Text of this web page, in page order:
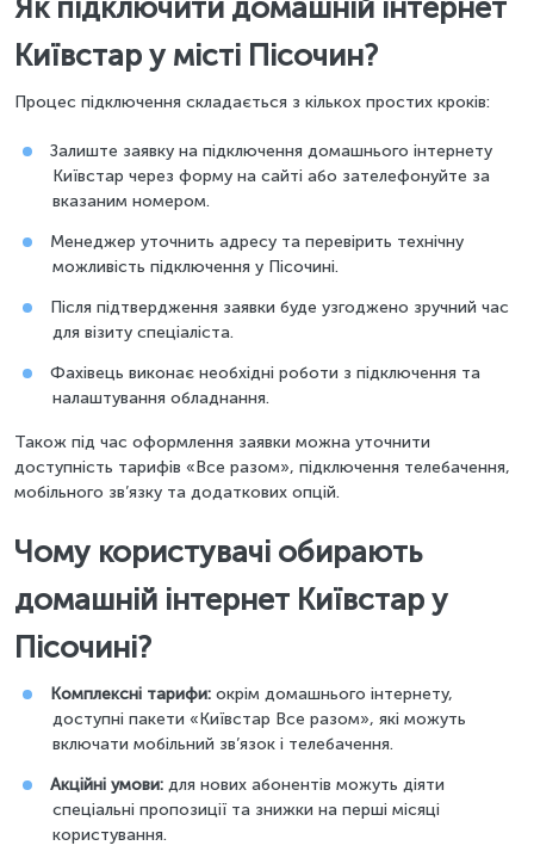
Як підключити домашній інтернет
Київстар у місті Пісочин?
Процес підключення складається з кількох простих кроків:
Залиште заявку на підключення домашнього інтернету
Київстар через форму на сайті або зателефонуйте за
вказаним номером.
Менеджер уточнить адресу та перевірить технічну
можливість підключення у Пісочині.
Після підтвердження заявки буде узгоджено зручний час
для візиту спеціаліста.
Фахівець виконає необхідні роботи з підключення та
налаштування обладнання.
Також під час оформлення заявки можна уточнити
доступність тарифів «Все разом», підключення телебачення,
мобільного зв’язку та додаткових опцій.
Чому користувачі обирають
домашній інтернет Київстар у
Пісочині?
Комплексні тарифи: окрім домашнього інтернету,
доступні пакети «Київстар Все разом», які можуть
включати мобільний зв’язок і телебачення.
Акційні умови: для нових абонентів можуть діяти
спеціальні пропозиції та знижки на перші місяці
користування.